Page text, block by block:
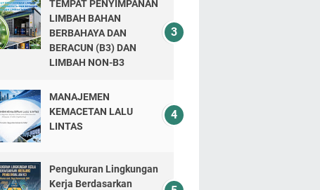
TEMPAT PENYIMPANAN
LIMBAH BAHAN
BERBAHAYA DAN
BERACUN (B3) DAN
LIMBAH NON-B3
MANAJEMEN
KEMACETAN LALU
LINTAS
Pengukuran Lingkungan
Kerja Berdasarkan